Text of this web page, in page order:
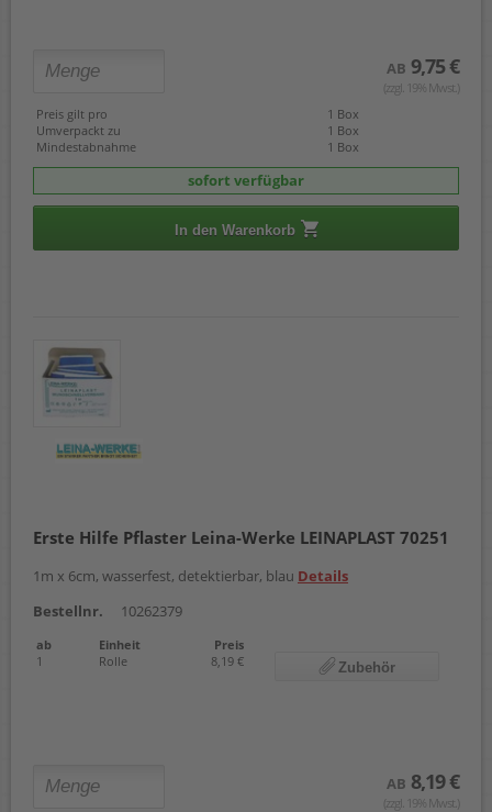
AB 9,75 €
(zzgl. 19% Mwst.)
Preis gilt pro
1 Box
Umverpackt zu
1 Box
Mindestabnahme
1 Box
sofort verfügbar
In den Warenkorb
Erste Hilfe Pflaster Leina-Werke LEINAPLAST 70251
1m x 6cm, wasserfest, detektierbar, blau Details
Bestellnr.
10262379
ab Einheit
Preis
1
Rolle 8,19 € Zubehör
AB 8,19 €
(zzgl. 19% Mwst.)